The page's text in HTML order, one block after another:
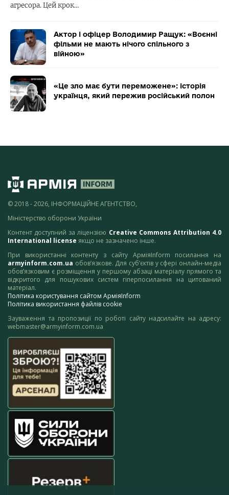
агресора. Цей крок…
Актор і офіцер Володимир Ращук: «Воєнні
фільми не мають нічого спільного з
війною»
«Це зло має бути переможене»: історія
українця, який пережив російський полон
© 2018 - 2026, ІНФОРМАЦІЙНЕ АГЕНТСТВО,
Міністерство оборони України
Контент доступний за ліцензією Creative Commons Attribution 4.0
International license якщо не зазначено інше.
При використанні контенту з сайту АрміяInform посилання на
armyinform.com.ua обов’язкове. Для суб’єктів у сфері онлайн-медіа
обов’язковим є розміщення у першому абзаці матеріалу прямого та
відкритого для пошукових систем гіперпосилання на цитований
матеріал.
Політика користування сайтом АрміяInform
Політика використання файлів cookie
Зауваження та пропозиції по роботі сайту надсилайте на адресу:
webmaster@armyinform.com.ua